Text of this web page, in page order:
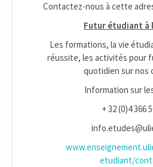
Contactez-nous à cette
Futur étudiant à
Les formations, la vie
réussite, les activités pour
quotidien sur nos
Information sur
+ 32 (0)4 366
etudiant/